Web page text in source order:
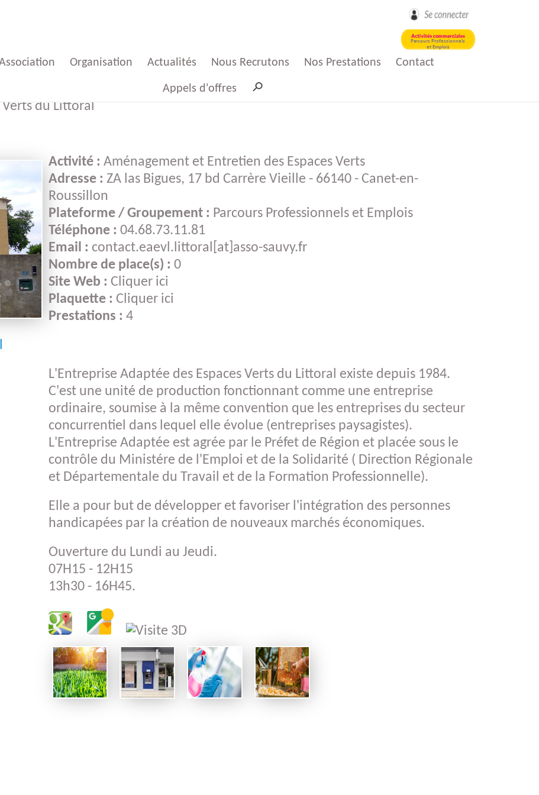
Directeur
Conseil
Générale
Organisation
Groupements
Partenaires
Cartographie
Actualités
ProspectSaso
Indicateurs
Le film des 50
ans
Nous Recrutons
Offres d'emploi
Candidature
spontanée
Nos Prestations
Aide à domicile
Contact
Appels d'offres
Verts du Littoral
Activité : Aménagement et Entretien des Espaces Verts
Adresse : ZA las Bigues, 17 bd Carrère Vieille - 66140 - Canet-en-
Roussillon
Plateforme / Groupement : Parcours Professionnels et Emplois
Téléphone : 04.68.73.11.81
Email : contact.eaevl.littoral[at]asso-sauvy.fr
Nombre de place(s) : 0
Site Web : Cliquer ici
Plaquette : Cliquer ici
Prestations : 4
L'Entreprise Adaptée des Espaces Verts du Littoral existe depuis 1984.
C'est une unité de production fonctionnant comme une entreprise
ordinaire, soumise à la même convention que les entreprises du secteur
concurrentiel dans lequel elle évolue (entreprises paysagistes).
L'Entreprise Adaptée est agrée par le Préfet de Région et placée sous le
contrôle du Ministére de l'Emploi et de la Solidarité ( Direction Régionale
et Départementale du Travail et de la Formation Professionnelle).
Elle a pour but de développer et favoriser l'intégration des personnes
handicapées par la création de nouveaux marchés économiques.
Ouverture du Lundi au Jeudi.
07H15 - 12H15
13h30 - 16H45.